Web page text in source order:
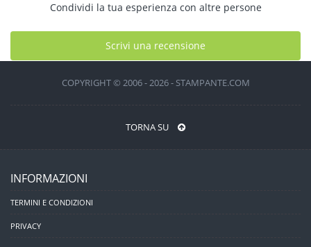
Condividi la tua esperienza con altre persone
Scrivi una recensione
COPYRIGHT © 2006 - 2026 - STAMPANTE.COM
TORNA SU
INFORMAZIONI
TERMINI E CONDIZIONI
PRIVACY